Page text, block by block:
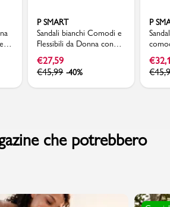
P SMART
Sandali bianchi Comodi e
Flessibili da Donna con
Tacco basso P Smart
€27,59
€45,99 -40%
P
€
€
che potrebbero